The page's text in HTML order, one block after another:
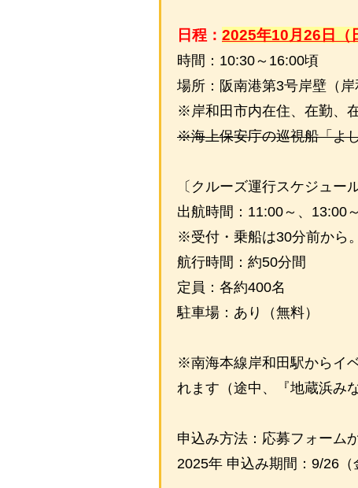
日程： 2025年10月26日（
時間：10:30～16:00頃
場所：阪南港第3号岸壁（岸
※岸和田市内在住、在勤、
※海上保安庁の巡視船「よ
〔クルーズ運行スケジュール
出航時間：11:00～、13:00
※受付・乗船は30分前から。
航行時間：約50分間
定員：各約400名
駐車場：あり（無料）
※南海本線岸和田駅からイ
れます（途中、『地蔵浜み
申込み方法：応募フォーム
2025年 申込み期間：9/26（